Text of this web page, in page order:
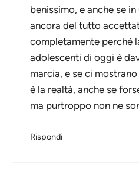
benissimo, e anche se
ancora del tutto
completamente perché
adolescenti di oggi è
marcia, e se ci
è la realtà, anche se
ma purtroppo non ne
Rispondi